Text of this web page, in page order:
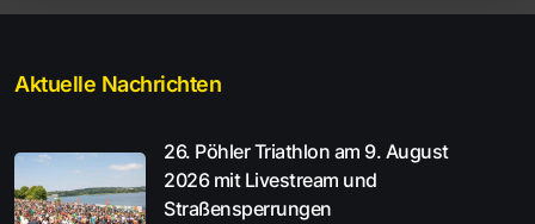
Aktuelle Nachrichten
26. Pöhler Triathlon am 9. August
2026 mit Livestream und
Straßensperrungen